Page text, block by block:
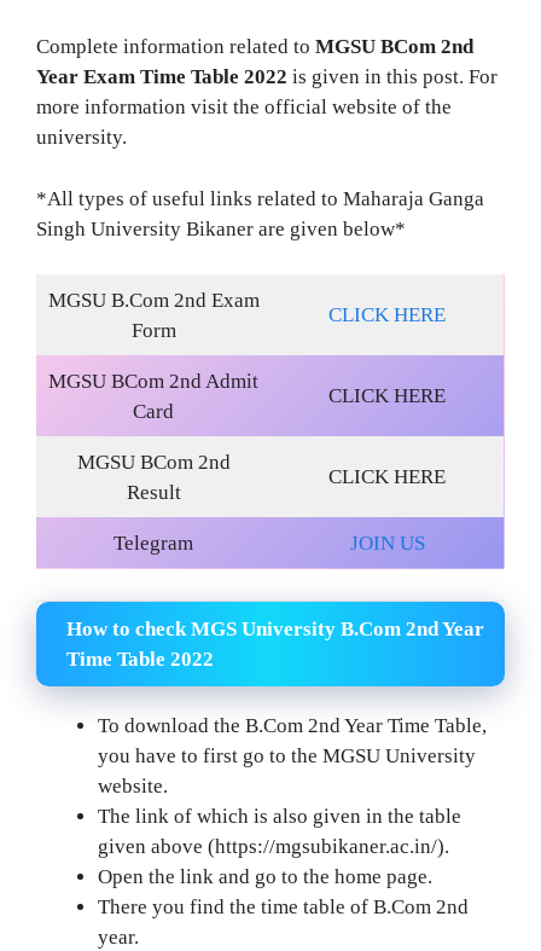
Complete information related to MGSU BCom 2nd
Year Exam Time Table 2022 is given in this post. For
more information visit the official website of the
university.
*All types of useful links related to Maharaja Ganga
Singh University Bikaner are given below*
MGSU B.Com 2nd Exam
Form
CLICK HERE
MGSU BCom 2nd Admit
Card
CLICK HERE
MGSU BCom 2nd
Result
CLICK HERE
Telegram JOIN US
How to check MGS University B.Com 2nd Year
Time Table 2022
To download the B.Com 2nd Year Time Table,
you have to first go to the MGSU University
website.
The link of which is also given in the table
given above (https://mgsubikaner.ac.in/).
Open the link and go to the home page.
There you find the time table of B.Com 2nd
year.